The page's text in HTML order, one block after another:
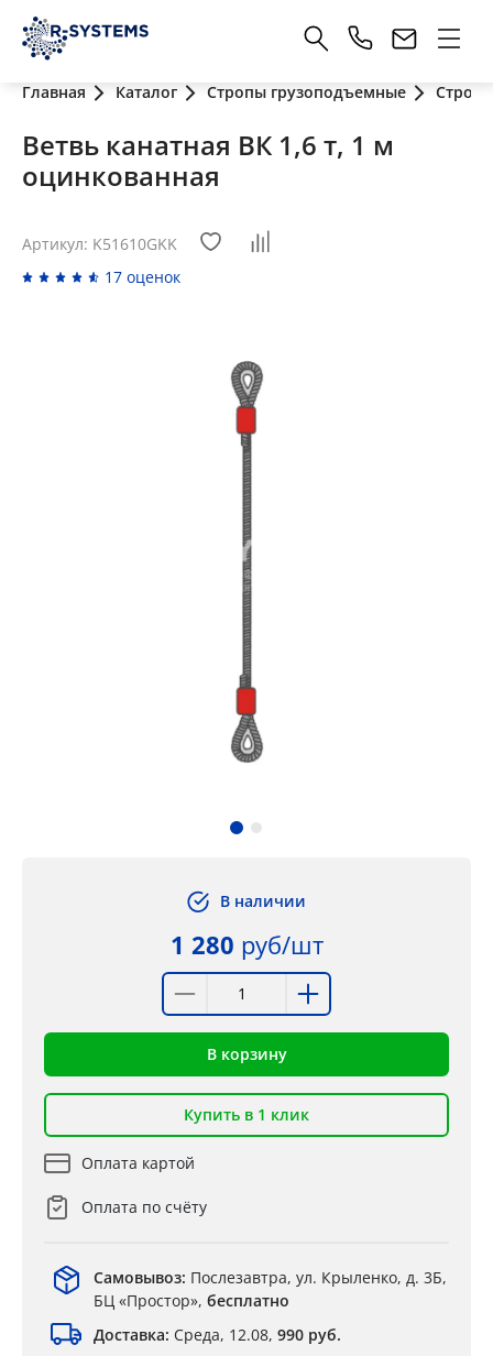
Главная Каталог Стропы грузоподъемные
Ветвь канатная ВК 1,6 т, 1 м
оцинкованная
Артикул: K51610GKK
17 оценок
В наличии
1 280 руб/шт
В корзину
Купить в 1 клик
Оплата картой
Оплата по счёту
Самовывоз: Послезавтра, ул. Крыленко, д. 3Б,
БЦ «Простор», бесплатно
Доставка: Среда, 12.08, 990 руб.